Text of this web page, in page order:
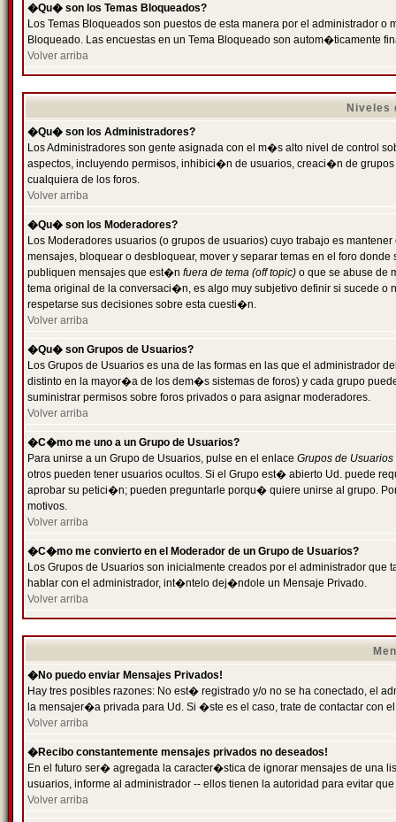
�Qu� son los Temas Bloqueados?
Los Temas Bloqueados son puestos de esta manera por el administrador
Bloqueado. Las encuestas en un Tema Bloqueado son autom�ticamente
Volver arriba
Niveles
�Qu� son los Administradores?
Los Administradores son gente asignada con el m�s alto nivel de control
aspectos, incluyendo permisos, inhibici�n de usuarios, creaci�n de
cualquiera de los foros.
Volver arriba
�Qu� son los Moderadores?
Los Moderadores usuarios (o grupos de usuarios) cuyo trabajo es
mensajes, bloquear o desbloquear, mover y separar temas en el foro
publiquen mensajes que est�n fuera de tema (off topic) o que se abuse de
tema original de la conversaci�n, es algo muy subjetivo definir si sucede
respetarse sus decisiones sobre esta cuesti�n.
Volver arriba
�Qu� son Grupos de Usuarios?
Los Grupos de Usuarios es una de las formas en las que el administrador
distinto en la mayor�a de los dem�s sistemas de foros) y cada grupo
suministrar permisos sobre foros privados o para asignar moderadores.
Volver arriba
�C�mo me uno a un Grupo de Usuarios?
Para unirse a un Grupo de Usuarios, pulse en el enlace Grupos de Usuarios
otros pueden tener usuarios ocultos. Si el Grupo est� abierto Ud. puede
aprobar su petici�n; pueden preguntarle porqu� quiere unirse al grupo.
motivos.
Volver arriba
�C�mo me convierto en el Moderador de un Grupo de Usuarios?
Los Grupos de Usuarios son inicialmente creados por el administrador
hablar con el administrador, int�ntelo dej�ndole un Mensaje Privado.
Volver arriba
�No puedo enviar Mensajes Privados!
Hay tres posibles razones: No est� registrado y/o no se ha conectado, el
la mensajer�a privada para Ud. Si �ste es el caso, trate de contactar con
Volver arriba
�Recibo constantemente mensajes privados no deseados!
En el futuro ser� agregada la caracter�stica de ignorar mensajes de una
usuarios, informe al administrador -- ellos tienen la autoridad para evitar
Volver arriba